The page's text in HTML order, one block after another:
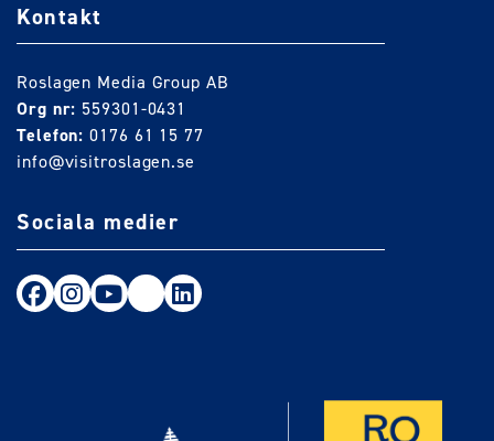
Kontakt
Roslagen Media Group AB
Org nr: 559301-0431
Telefon: 0176 61 15 77
info@visitroslagen.se
Sociala medier
Följ oss på Facebook
Följ oss på Instagram
Följ oss på Youtube
TikTokLinkedIn